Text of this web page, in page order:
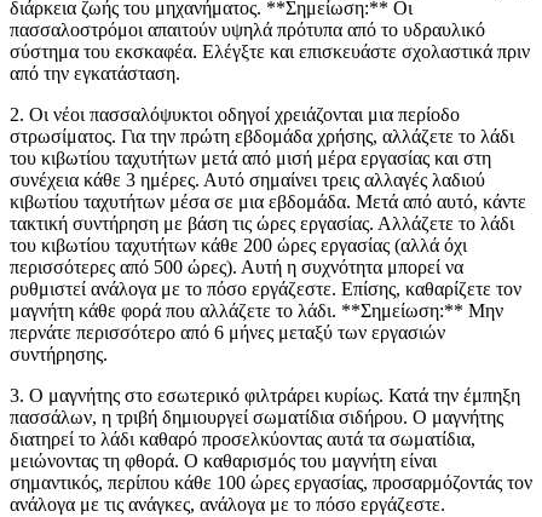
διάρκεια ζωής του μηχανήματος. **Σημείωση:** Οι
πασσαλοστρόμοι απαιτούν υψηλά πρότυπα από το υδραυλικό
σύστημα του εκσκαφέα. Ελέγξτε και επισκευάστε σχολαστικά πριν
από την εγκατάσταση.
2. Οι νέοι πασσαλόψυκτοι οδηγοί χρειάζονται μια περίοδο
στρωσίματος. Για την πρώτη εβδομάδα χρήσης, αλλάζετε το λάδι
του κιβωτίου ταχυτήτων μετά από μισή μέρα εργασίας και στη
συνέχεια κάθε 3 ημέρες. Αυτό σημαίνει τρεις αλλαγές λαδιού
κιβωτίου ταχυτήτων μέσα σε μια εβδομάδα. Μετά από αυτό, κάντε
τακτική συντήρηση με βάση τις ώρες εργασίας. Αλλάζετε το λάδι
του κιβωτίου ταχυτήτων κάθε 200 ώρες εργασίας (αλλά όχι
περισσότερες από 500 ώρες). Αυτή η συχνότητα μπορεί να
ρυθμιστεί ανάλογα με το πόσο εργάζεστε. Επίσης, καθαρίζετε τον
μαγνήτη κάθε φορά που αλλάζετε το λάδι. **Σημείωση:** Μην
περνάτε περισσότερο από 6 μήνες μεταξύ των εργασιών
συντήρησης.
3. Ο μαγνήτης στο εσωτερικό φιλτράρει κυρίως. Κατά την έμπηξη
πασσάλων, η τριβή δημιουργεί σωματίδια σιδήρου. Ο μαγνήτης
διατηρεί το λάδι καθαρό προσελκύοντας αυτά τα σωματίδια,
μειώνοντας τη φθορά. Ο καθαρισμός του μαγνήτη είναι
σημαντικός, περίπου κάθε 100 ώρες εργασίας, προσαρμόζοντάς τον
ανάλογα με τις ανάγκες, ανάλογα με το πόσο εργάζεστε.